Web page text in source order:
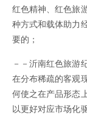
红色精神、红色旅
种方式和载体助力
要的；
－－沂南红色旅游
在分布稀疏的客观
何使之在产品形态
以更好对应市场化